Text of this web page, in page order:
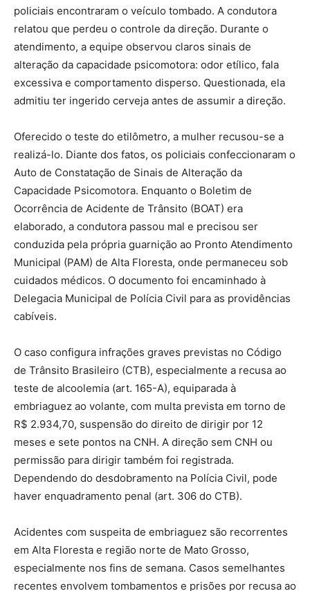
policiais encontraram o veículo tombado. A condutora
relatou que perdeu o controle da direção. Durante o
atendimento, a equipe observou claros sinais de
alteração da capacidade psicomotora: odor etílico, fala
excessiva e comportamento disperso. Questionada, ela
admitiu ter ingerido cerveja antes de assumir a direção.
Oferecido o teste do etilômetro, a mulher recusou-se a
realizá-lo. Diante dos fatos, os policiais confeccionaram o
Auto de Constatação de Sinais de Alteração da
Capacidade Psicomotora. Enquanto o Boletim de
Ocorrência de Acidente de Trânsito (BOAT) era
elaborado, a condutora passou mal e precisou ser
conduzida pela própria guarnição ao Pronto Atendimento
Municipal (PAM) de Alta Floresta, onde permaneceu sob
cuidados médicos. O documento foi encaminhado à
Delegacia Municipal de Polícia Civil para as providências
cabíveis.
O caso configura infrações graves previstas no Código
de Trânsito Brasileiro (CTB), especialmente a recusa ao
teste de alcoolemia (art. 165-A), equiparada à
embriaguez ao volante, com multa prevista em torno de
R$ 2.934,70, suspensão do direito de dirigir por 12
meses e sete pontos na CNH. A direção sem CNH ou
permissão para dirigir também foi registrada.
Dependendo do desdobramento na Polícia Civil, pode
haver enquadramento penal (art. 306 do CTB).
Acidentes com suspeita de embriaguez são recorrentes
em Alta Floresta e região norte de Mato Grosso,
especialmente nos fins de semana. Casos semelhantes
recentes envolvem tombamentos e prisões por recusa ao